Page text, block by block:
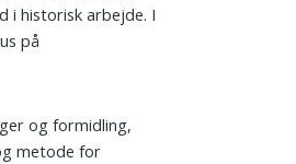
i historisk arbejde. I
på
og formidling,
metode for